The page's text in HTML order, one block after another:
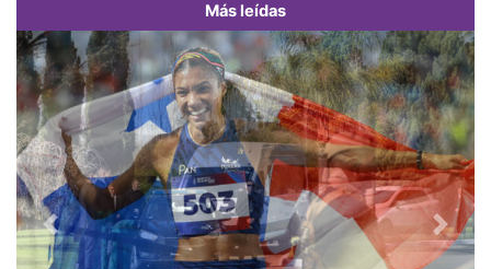
Más leídas
Previous Next